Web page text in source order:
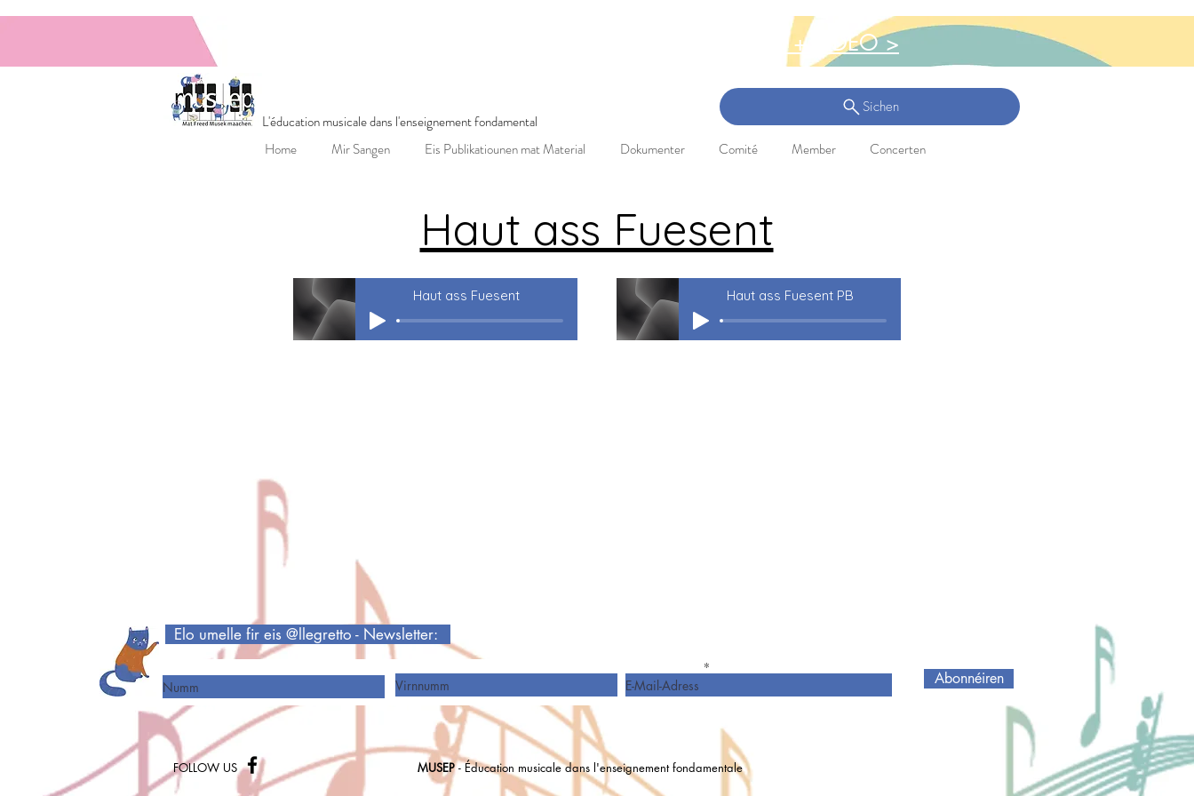
MUSEPGruppen-Concert: 3. Mee 2025 Réckbléck + VIDEO >
L'éducation musicale dans l'enseignement fondamental
Home
Mir Sangen Eis Publikatiounen mat Material Dokumenter Comité Member Concerten
Sichen
Haut ass Fuesent
Haut ass Fuesent Haut ass Fuesent PB
Elo umelle fir eis @llegretto - Newsletter:
Abonnéiren
FOLLOW US MUSEP- Éducation musicale dans l'enseignement fondamentale